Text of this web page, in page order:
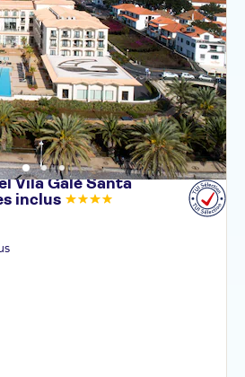
Vila Galé Santa
inclus